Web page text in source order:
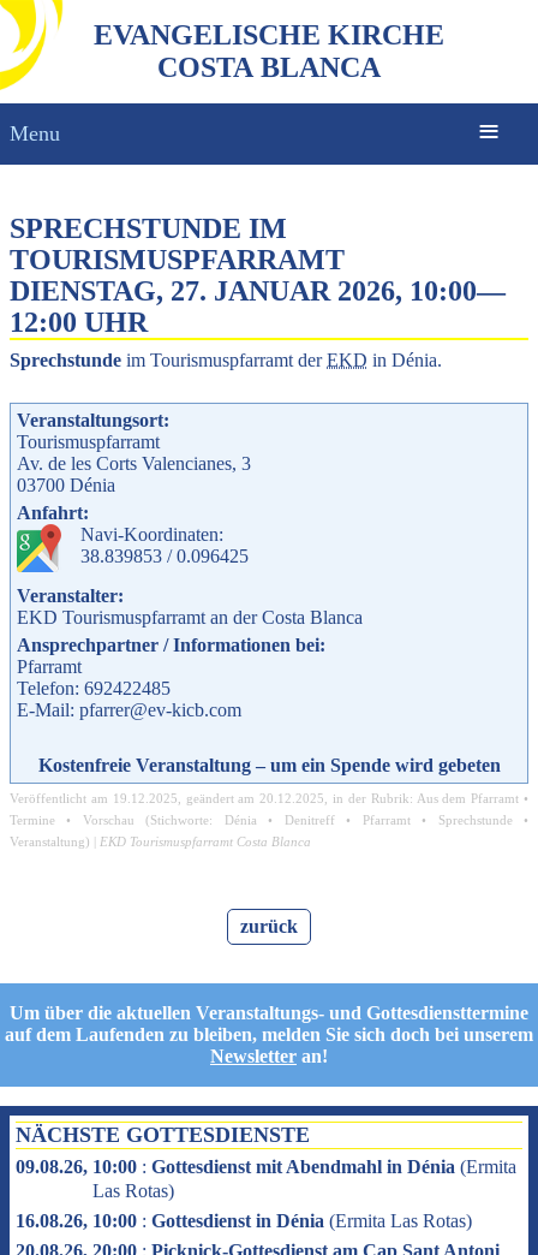
EVANGELISCHE KIRCHE
COSTA BLANCA
Menu
SPRECHSTUNDE IM
TOURISMUSPFARRAMT
DIENSTAG, 27. JANUAR 2026, 10:00—
12:00 UHR
Sprechstunde im Tourismuspfarramt derEKD in Dénia.
Veranstaltungsort:
Tourismuspfarramt
Av. de les Corts Valencianes, 3
03700 Dénia
Anfahrt:
Navi-Koordinaten:
38.839853 / 0.096425
Veranstalter:
EKD Tourismuspfarramt an der Costa Blanca
Ansprechpartner / Informationen bei:
Pfarramt
Telefon: 692422485
E-Mail: pfarrer@ev-kicb.com
Kostenfreie Veranstaltung – um ein Spende wird gebeten
Veröffentlicht am 19.12.2025 , geändert am 20.12.2025 , in der Rubrik: Aus dem Pfarramt •
Termine • Vorschau (Stichworte: Dénia • Denitreff• Pfarramt• Sprechstunde•
Veranstaltung) | EKD Tourismuspfarramt Costa Blanca
zurück
Um über die aktuellen Veranstaltungs- und Gottesdiensttermine
auf dem Laufenden zu bleiben, melden Sie sich doch bei unserem
Newsletter an!
NÄCHSTE GOTTESDIENSTE
09.08.26, 10:00 : Gottesdienst mit Abendmahl in Dénia (Ermita
Las Rotas)
16.08.26, 10:00 : Gottesdienst in Dénia (Ermita Las Rotas)
20.08.26, 20:00 : Picknick-Gottesdienst am Cap Sant Antoni